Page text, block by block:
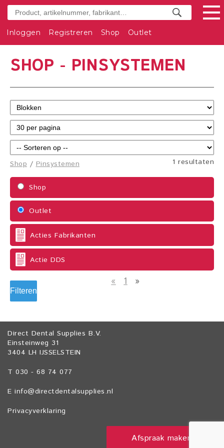
Inloggen Registreren Shop Outlet
SHOP - PINSYSTEMEN
1 resultaten
Shop /Pinsystemen
Shop
Outlet
Acties Fabrikanten
Actie DDS
Filteren
« 1 »
Direct Dental Supplies B.V.
Einsteinweg 31
3404 LH IJSSELSTEIN
T 030 - 68 74 077
E info@directdentalsupplies.nl
Privacyverklaring
Afspraak maken